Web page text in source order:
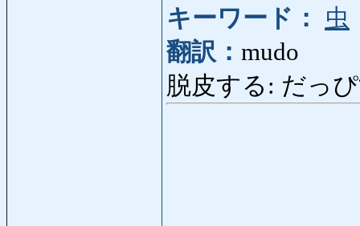
キーワード：
虫
翻訳： mudo
脱皮する: だっ